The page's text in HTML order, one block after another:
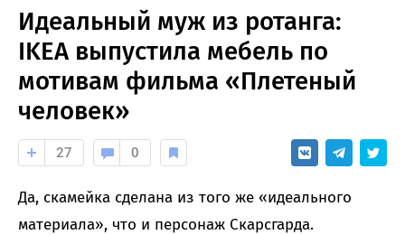
Идеальный муж из ротанга:
IKEA выпустила мебель по
мотивам фильма «Плетеный
человек»
27 0
Да, скамейка сделана из того же «идеального
материала», что и персонаж Скарсгарда.